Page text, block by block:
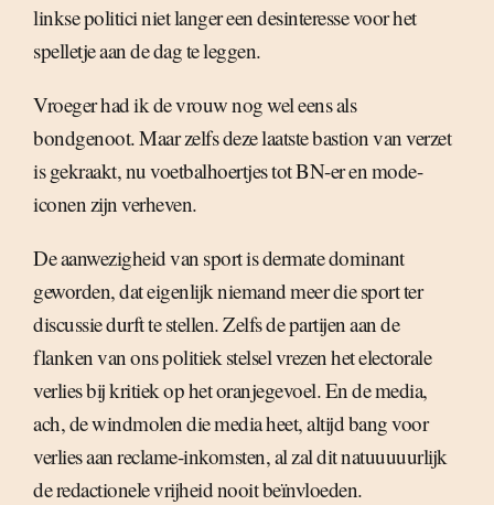
linkse politici niet langer een desinteresse voor het
spelletje aan de dag te leggen.
Vroeger had ik de vrouw nog wel eens als
bondgenoot. Maar zelfs deze laatste bastion van verzet
is gekraakt, nu voetbalhoertjes tot BN-er en mode-
iconen zijn verheven.
De aanwezigheid van sport is dermate dominant
geworden, dat eigenlijk niemand meer die sport ter
discussie durft te stellen. Zelfs de partijen aan de
flanken van ons politiek stelsel vrezen het electorale
verlies bij kritiek op het oranjegevoel. En de media,
ach, de windmolen die media heet, altijd bang voor
verlies aan reclame-inkomsten, al zal dit natuuuuurlijk
de redactionele vrijheid nooit beïnvloeden.